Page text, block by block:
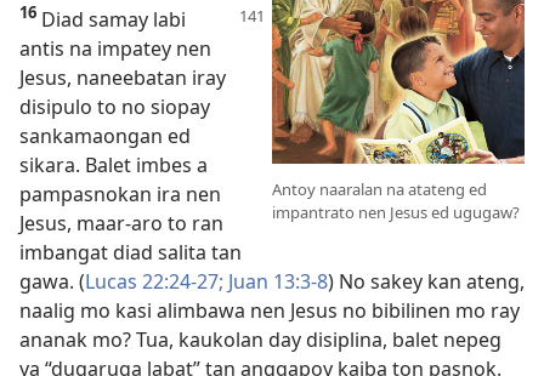
Antoy naaralan na atateng ed
impantrato nen Jesus ed ugugaw?
16 Diad samay labi
antis na impatey nen
Jesus, naneebatan iray
disipulo to no siopay
sankamaongan ed
sikara. Balet imbes a
pampasnokan ira nen
Jesus, maar-aro to ran
imbangat diad salita tan
gawa. (Lucas 22:24-27; Juan 13:3-8) No sakey kan ateng,
naalig mo kasi alimbawa nen Jesus no bibilinen mo ray
ananak mo? Tua, kaukolan day disiplina, balet nepeg
ya “dugaruga labat” tan anggapoy kaiba ton pasnok.